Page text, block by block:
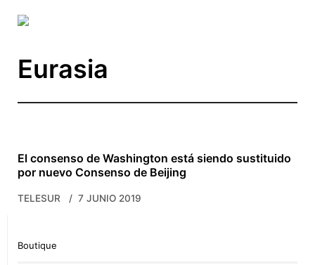
Eurasia
El consenso de Washington está siendo sustituido
por nuevo Consenso de Beijing
TELESUR 7 JUNIO 2019
Boutique